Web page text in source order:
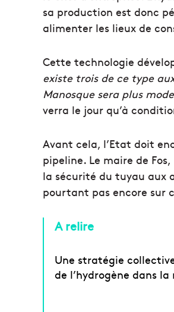
sa production est donc
alimenter les lieux de
Cette technologie
existe trois de ce type
Manosque sera plus
verra le jour qu’à
Avant cela, l’Etat doit
pipeline. Le maire de
la sécurité du tuyau aux
pourtant pas encore sur
A relire
Une stratégie
de l’hydrogène dans la